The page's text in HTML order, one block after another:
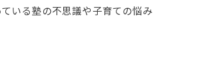
いる塾の不思議や子育ての悩み